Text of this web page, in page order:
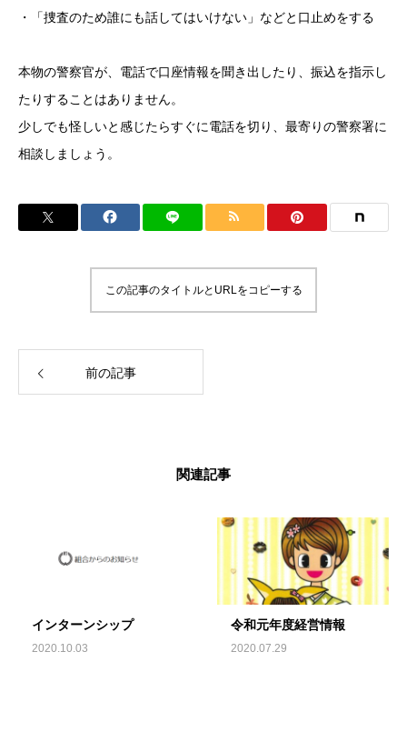
・「捜査のため誰にも話してはいけない」などと口止めをする
本物の警察官が、電話で口座情報を聞き出したり、振込を指示し
たりすることはありません。
少しでも怪しいと感じたらすぐに電話を切り、最寄りの警察署に
相談しましょう。
この記事のタイトルとURLをコピーする
前の記事
関連記事
インターンシップ
2020.10.03
令和元年度経営情報
2020.07.29